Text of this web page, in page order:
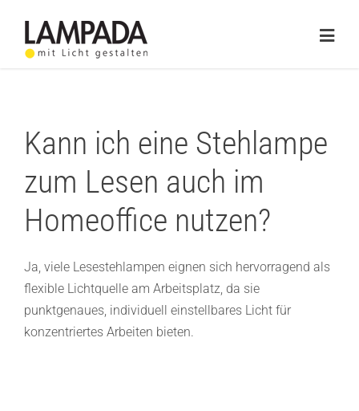
content
Referenzen
Ratgeber
Marken
Kann ich eine Stehlampe
zum Lesen auch im
Homeoffice nutzen?
Ja, viele Lesestehlampen eignen sich hervorragend als
flexible Lichtquelle am Arbeitsplatz, da sie
punktgenaues, individuell einstellbares Licht für
konzentriertes Arbeiten bieten.